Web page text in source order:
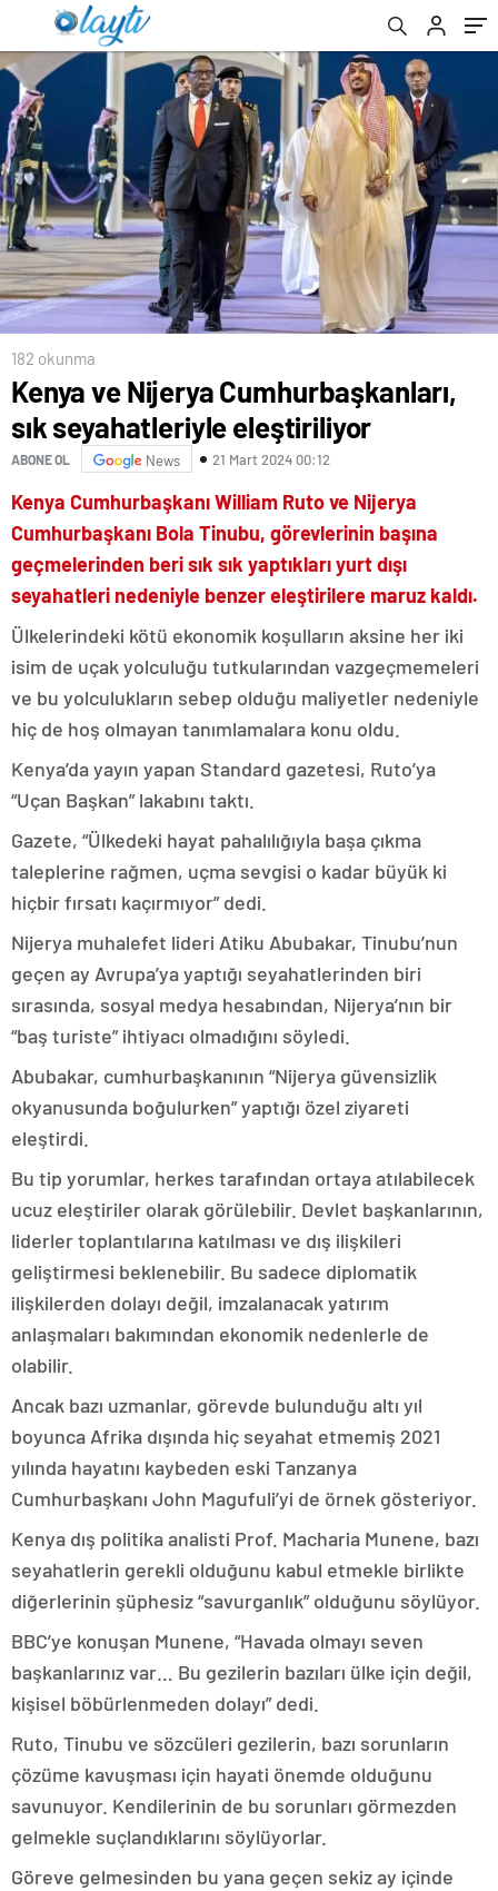
182 okunma
Kenya ve Nijerya Cumhurbaşkanları,
sık seyahatleriyle eleştiriliyor
ABONE OL News 21 Mart 2024 00:12
Kenya Cumhurbaşkanı William Ruto ve Nijerya
Cumhurbaşkanı Bola Tinubu, görevlerinin başına
geçmelerinden beri sık sık yaptıkları yurt dışı
seyahatleri nedeniyle benzer eleştirilere maruz kaldı.
Ülkelerindeki kötü ekonomik koşulların aksine her iki
isim de uçak yolculuğu tutkularından vazgeçmemeleri
ve bu yolculukların sebep olduğu maliyetler nedeniyle
hiç de hoş olmayan tanımlamalara konu oldu.
Kenya’da yayın yapan Standard gazetesi, Ruto’ya
“Uçan Başkan” lakabını taktı.
Gazete, “Ülkedeki hayat pahalılığıyla başa çıkma
taleplerine rağmen, uçma sevgisi o kadar büyük ki
hiçbir fırsatı kaçırmıyor” dedi.
Nijerya muhalefet lideri Atiku Abubakar, Tinubu’nun
geçen ay Avrupa’ya yaptığı seyahatlerinden biri
sırasında, sosyal medya hesabından, Nijerya’nın bir
“baş turiste” ihtiyacı olmadığını söyledi.
Abubakar, cumhurbaşkanının “Nijerya güvensizlik
okyanusunda boğulurken” yaptığı özel ziyareti
eleştirdi.
Bu tip yorumlar, herkes tarafından ortaya atılabilecek
ucuz eleştiriler olarak görülebilir. Devlet başkanlarının,
liderler toplantılarına katılması ve dış ilişkileri
geliştirmesi beklenebilir. Bu sadece diplomatik
ilişkilerden dolayı değil, imzalanacak yatırım
anlaşmaları bakımından ekonomik nedenlerle de
olabilir.
Ancak bazı uzmanlar, görevde bulunduğu altı yıl
boyunca Afrika dışında hiç seyahat etmemiş 2021
yılında hayatını kaybeden eski Tanzanya
Cumhurbaşkanı John Magufuli’yi de örnek gösteriyor.
Kenya dış politika analisti Prof. Macharia Munene, bazı
seyahatlerin gerekli olduğunu kabul etmekle birlikte
diğerlerinin şüphesiz “savurganlık” olduğunu söylüyor.
BBC’ye konuşan Munene, “Havada olmayı seven
başkanlarınız var… Bu gezilerin bazıları ülke için değil,
kişisel böbürlenmeden dolayı” dedi.
Ruto, Tinubu ve sözcüleri gezilerin, bazı sorunların
çözüme kavuşması için hayati önemde olduğunu
savunuyor. Kendilerinin de bu sorunları görmezden
gelmekle suçlandıklarını söylüyorlar.
Göreve gelmesinden bu yana geçen sekiz ay içinde